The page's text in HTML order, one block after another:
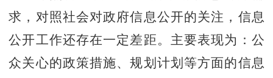
求，对照社会对政府信息公开的关注，信息
公开工作还存在一定差距。主要表现为：公
众关心的政策措施、规划计划等方面的信息